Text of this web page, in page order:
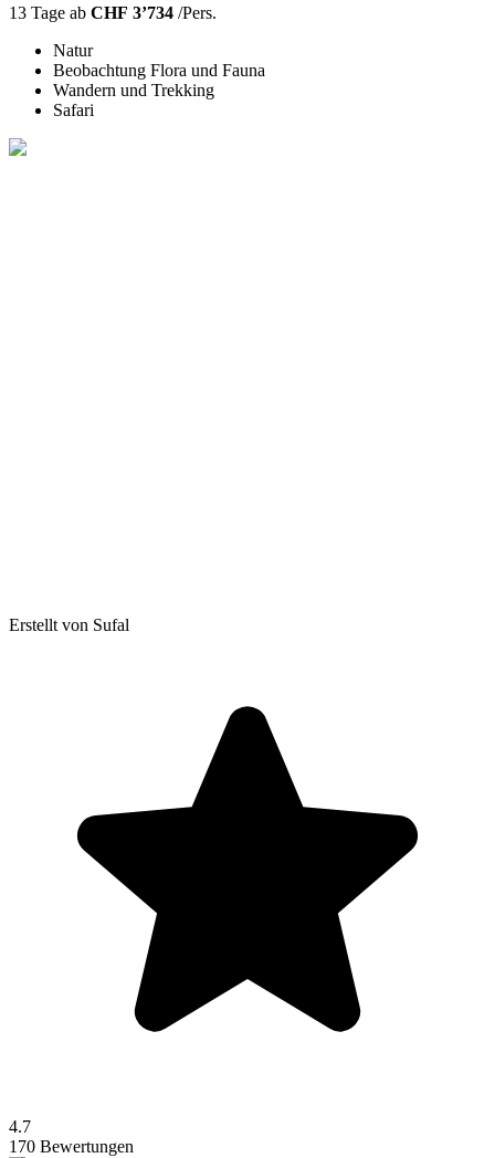
13 Tage ab CHF 3’734 /Pers.
Natur
Beobachtung Flora und Fauna
Wandern und Trekking
Safari
Erstellt von Sufal
4.7
170 Bewertungen